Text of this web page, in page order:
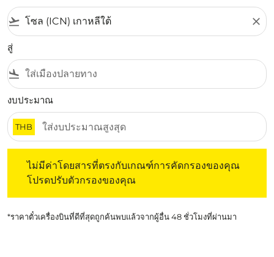
flight_takeoff close
สู่
flight_land
งบประมาณ
THB
ไม่มีค่าโดยสารที่ตรงกับเกณฑ์การคัดกรองของคุณ
โปรดปรับตัวกรองของคุณ
*ราคาตั๋วเครื่องบินที่ดีที่สุดถูกค้นพบแล้วจากผู้อื่น 48 ชั่วโมงที่ผ่านมา